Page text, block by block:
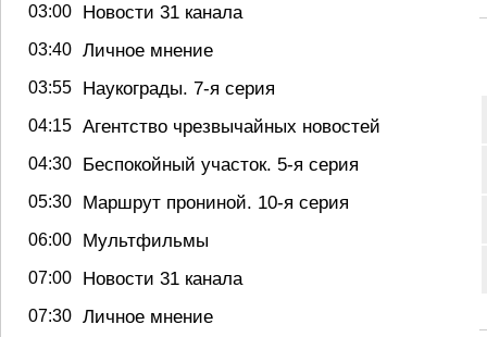
03:00 Новости 31 канала
03:40 Личное мнение
03:55 Наукограды. 7-я серия
04:15 Агентство чрезвычайных новостей
04:30 Беспокойный участок. 5-я серия
05:30 Маршрут прониной. 10-я серия
06:00 Мультфильмы
07:00 Новости 31 канала
07:30 Личное мнение